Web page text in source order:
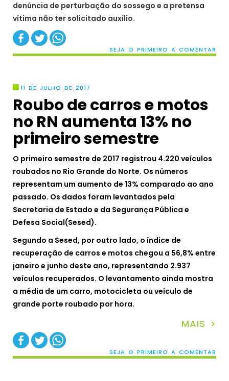
denúncia de perturbação do sossego e a pretensa
vítima não ter solicitado auxílio.
SEJA O PRIMEIRO A COMENTAR
11 DE JULHO DE 2017
Roubo de carros e motos
no RN aumenta 13% no
primeiro semestre
O primeiro semestre de 2017 registrou 4.220 veículos
roubados no Rio Grande do Norte. Os números
representam um aumento de 13% comparado ao ano
passado. Os dados foram levantados pela
Secretaria de Estado e da Segurança Pública e
Defesa Social(Sesed).
Segundo a Sesed, por outro lado, o índice de
recuperação de carros e motos chegou a 56,8% entre
janeiro e junho deste ano, representando 2.937
veículos recuperados. O levantamento ainda mostra
a média de um carro, motocicleta ou veículo de
grande porte roubado por hora.
MAIS >
SEJA O PRIMEIRO A COMENTAR